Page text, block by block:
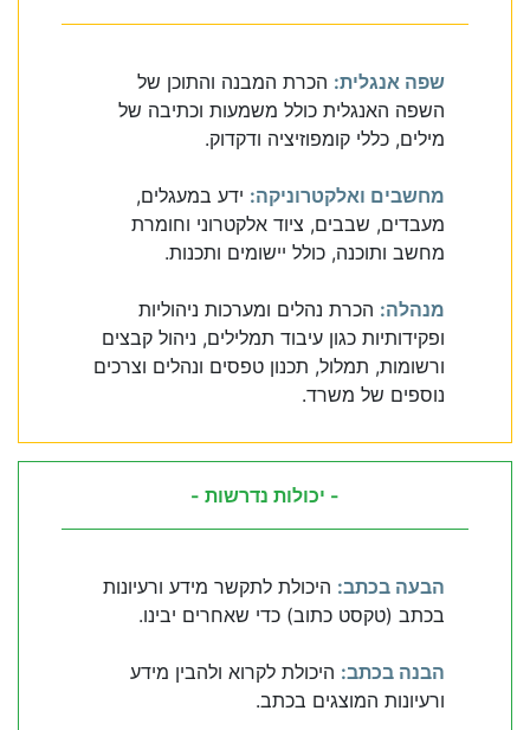
שפה אנגלית: הכרת המבנה והתוכן של
השפה האנגלית כולל משמעות וכתיבה של
מילים, כללי קומפוזיציה ודקדוק.
מחשבים ואלקטרוניקה: ידע במעגלים,
מעבדים, שבבים, ציוד אלקטרוני וחומרת
מחשב ותוכנה, כולל יישומים ותכנות.
מנהלה: הכרת נהלים ומערכות ניהוליות
ופקידותיות כגון עיבוד תמלילים, ניהול קבצים
ורשומות, תמלול, תכנון טפסים ונהלים וצרכים
נוספים של משרד.
- יכולות נדרשות -
הבעה בכתב: היכולת לתקשר מידע ורעיונות
בכתב (טקסט כתוב) כדי שאחרים יבינו.
הבנה בכתב: היכולת לקרוא ולהבין מידע
ורעיונות המוצגים בכתב.